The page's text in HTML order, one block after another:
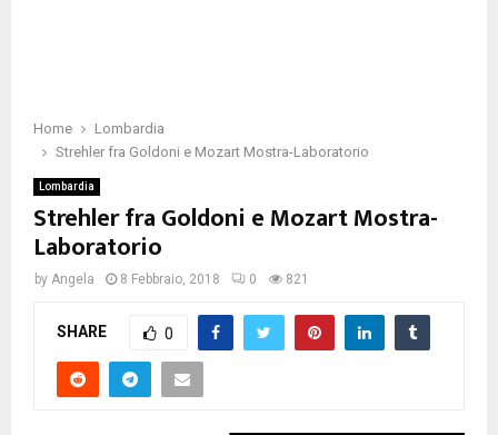
Home
Lombardia
Strehler fra Goldoni e Mozart Mostra-Laboratorio
Lombardia
Strehler fra Goldoni e Mozart Mostra-
Laboratorio
by Angela 8 Febbraio, 2018 0 821
SHARE 0